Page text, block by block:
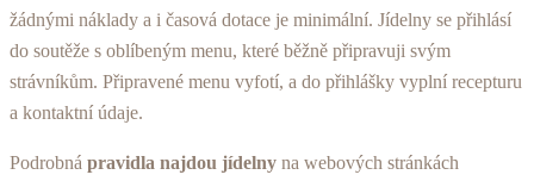
žádnými náklady a i časová dotace je minimální. Jídelny se přihlásí
do soutěže s oblíbeným menu, které běžně připravuji svým
strávníkům. Připravené menu vyfotí, a do přihlášky vyplní recepturu
a kontaktní údaje.
Podrobná pravidla najdou jídelny na webových stránkách